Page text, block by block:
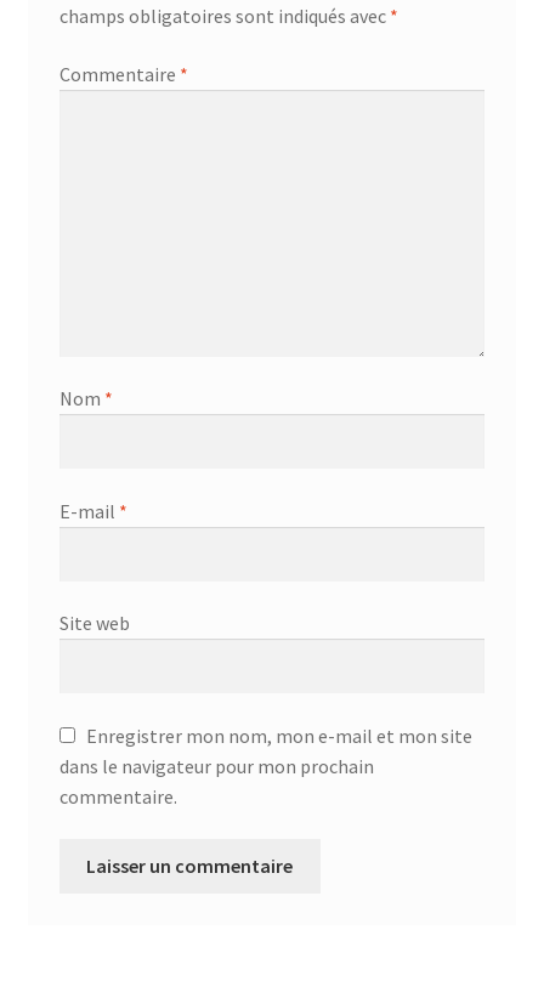
champs obligatoires sont indiqués avec *
Commentaire *
Nom *
E-mail *
Site web
Enregistrer mon nom, mon e-mail et mon site
dans le navigateur pour mon prochain
commentaire.